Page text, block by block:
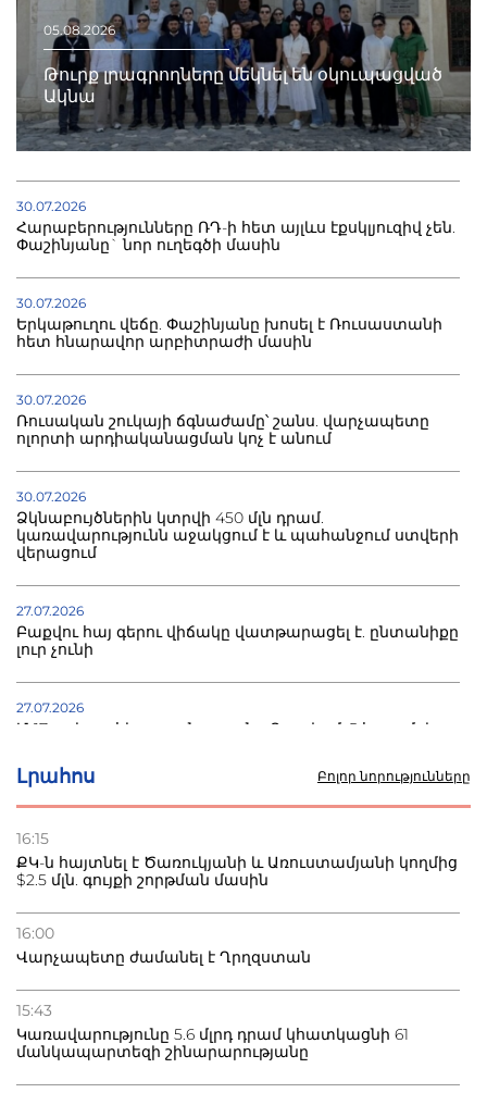
Լրահոս Բոլոր նորությունները
16:15
ՔԿ-ն հայտնել է Ծառուկյանի և Առուստամյանի կողմից
$2.5 մլն. գույքի շորթման մասին
16:00
Վարչապետը ժամանել է Ղրղզստան
15:43
Կառավարությունը 5.6 մլրդ դրամ կհատկացնի 61
մանկապարտեզի շինարարությանը
05.08.2026
Թուրք լրագրողները մեկնել են օկուպացված
Ակնա
30.07.2026
Հարաբերությունները ՌԴ-ի հետ այլևս էքսկլյուզիվ չեն.
Փաշինյանը` նոր ուղեգծի մասին
30.07.2026
Երկաթուղու վեճը. Փաշինյանը խոսել է Ռուսաստանի
հետ հնարավոր արբիտրաժի մասին
30.07.2026
Ռուսական շուկայի ճգնաժամը՝ շանս. վարչապետը
ոլորտի արդիականացման կոչ է անում
30.07.2026
Ձկնաբույծներին կտրվի 450 մլն դրամ.
կառավարությունն աջակցում է և պահանջում ստվերի
վերացում
27.07.2026
Բաքվու հայ գերու վիճակը վատթարացել է. ընտանիքը
լուր չունի
27.07.2026
Մ-17 աշխարհի առաջնությունը Բաքվում. 5 հայ ըմբիշ
22.07.2026
տուժածներ կան
բնակվել Ռուսաստանում
Բաքվի բանտից գեներալ Մանուկյանը դիմել է
Փաշինյանին